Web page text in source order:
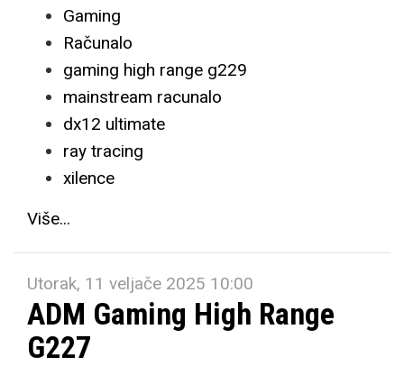
Gaming
Računalo
gaming high range g229
mainstream racunalo
dx12 ultimate
ray tracing
xilence
Više...
Utorak, 11 veljače 2025 10:00
ADM Gaming High Range
G227